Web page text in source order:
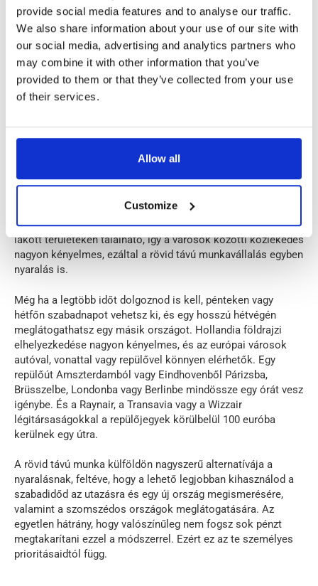
provide social media features and to analyse our traffic.
We also share information about your use of our site with
our social media, advertising and analytics partners who
may combine it with other information that you’ve
provided to them or that they’ve collected from your use
of their services.
Allow all
Customize
Amikor rövid távú munkára mész külföldre, sokszor
megkövetelik, hogy hétfőtől péntekig dolgozz. Ez szabad
hétvégéket biztosít, hogy megismerd azt az országot, ahol
dolgozol.
Próbálj beszélgetni a helyiekkel, hogy megtudd, mit érdemes
a látnivalók közel lesznek, és kerékpárral is elérheted őket.
más városokat is. Ezt nagyon könnyű megtenni a
tömegközlekedés használatával. Sok vállalkozás sűrűn
lakott területeken található, így a városok közötti közlekedés
nagyon kényelmes, ezáltal a rövid távú munkavállalás egyben
nyaralás is.
Még ha a legtöbb időt dolgoznod is kell, pénteken vagy
hétfőn szabadnapot vehetsz ki, és egy hosszú hétvégén
meglátogathatsz egy másik országot. Hollandia földrajzi
elhelyezkedése nagyon kényelmes, és az európai városok
autóval, vonattal vagy repülővel könnyen elérhetők. Egy
repülőút Amszterdamból vagy Eindhovenből Párizsba,
Brüsszelbe, Londonba vagy Berlinbe mindössze egy órát vesz
igénybe. És a Raynair, a Transavia vagy a Wizzair
légitársaságokkal a repülőjegyek körülbelül 100 euróba
kerülnek egy útra.
A rövid távú munka külföldön nagyszerű alternatívája a
nyaralásnak, feltéve, hogy a lehető legjobban kihasználod a
szabadidőd az utazásra és egy új ország megismerésére,
valamint a szomszédos országok meglátogatására. Az
egyetlen hátrány, hogy valószínűleg nem fogsz sok pénzt
megtakarítani ezzel a módszerrel. Ezért ez az te személyes
prioritásaidtól függ.